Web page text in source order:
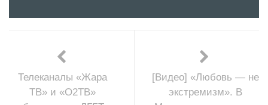
Телеканалы «Жара
ТВ» и «О2ТВ»
[Видео] «Любовь — не
экстремизм». В